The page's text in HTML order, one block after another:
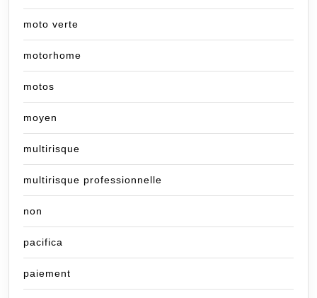
moto verte
motorhome
motos
moyen
multirisque
multirisque professionnelle
non
pacifica
paiement